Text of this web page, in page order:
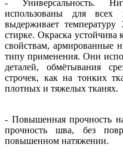
- Универсальность.
использованы для
выдерживает
стирке. Окраска
свойствам, армированные
типу применения. Они
деталей, обмётывания
строчек, как на тонких
плотных и тяжелых тканях.
- Повышенная прочность
прочность шва, без
повышенном натяжении.